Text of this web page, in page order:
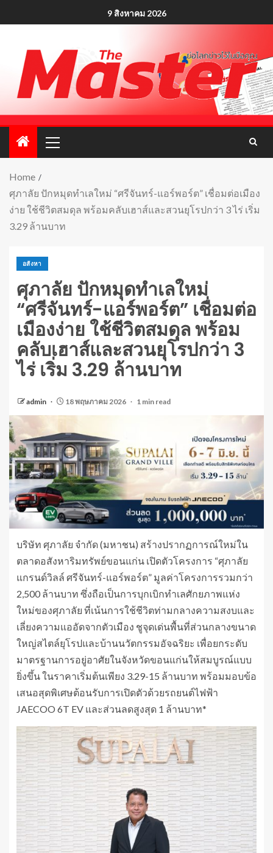
9 สิงหาคม 2026
Home
ศุภาลัย ปักหมุดทำเลใหม่ “ศรีจันทร์-แอร์พอร์ต” เชื่อมต่อเมือง
ง่าย ใช้ชีวิตสมดุล พร้อมคลับเฮาส์และสวนยุโรปกว่า 3 ไร่ เริ่ม
3.29 ล้านบาท
อสังหา
ศุภาลัย ปักหมุดทำเลใหม่
“ศรีจันทร์-แอร์พอร์ต” เชื่อมต่อ
เมืองง่าย ใช้ชีวิตสมดุล พร้อม
คลับเฮาส์และสวนยุโรปกว่า 3
ไร่ เริ่ม 3.29 ล้านบาท
admin 18 พฤษภาคม 2026 1 min read
บริษัท ศุภาลัย จำกัด (มหาชน) สร้างปรากฏการณ์ใหม่ใน
ตลาดอสังหาริมทรัพย์ขอนแก่น เปิดตัวโครงการ “ศุภาลัย
แกรนด์วิลล์ ศรีจันทร์-แอร์พอร์ต” มูลค่าโครงการรวมกว่า
2,500 ล้านบาท ซึ่งถือเป็นการบุกเบิกทำเลศักยภาพแห่ง
ใหม่ของศุภาลัย ที่เน้นการใช้ชีวิตท่ามกลางความสงบและ
เลี่ยงความแออัดจากตัวเมือง ชูจุดเด่นพื้นที่ส่วนกลางขนาด
ใหญ่สไตล์ยุโรปและบ้านนวัตกรรมอัจฉริยะ เพื่อยกระดับ
มาตรฐานการอยู่อาศัยในจังหวัดขอนแก่นให้สมบูรณ์แบบ
ยิ่งขึ้น ในราคาเริ่มต้นเพียง 3.29-15 ล้านบาท พร้อมมอบข้อ
เสนอสุดพิเศษต้อนรับการเปิดตัวด้วยรถยนต์ไฟฟ้า
JAECOO 6T EV และส่วนลดสูงสุด 1 ล้านบาท*